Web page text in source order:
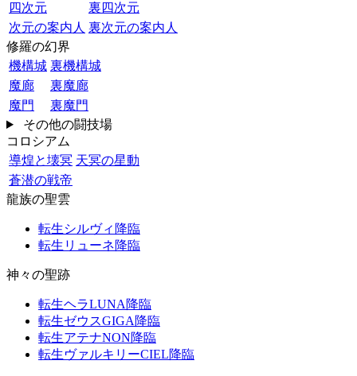
四次元
裏四次元
次元の案内人 裏次元の案内人
修羅の幻界
機構城 裏機構城
魔廊
裏魔廊
魔門
裏魔門
その他の闘技場
コロシアム
導煌と壊冥 天冥の星動
蒼潜の戦帝
龍族の聖雲
転生シルヴィ降臨
転生リューネ降臨
神々の聖跡
転生ヘラLUNA降臨
転生ゼウスGIGA降臨
転生アテナNON降臨
転生ヴァルキリーCIEL降臨